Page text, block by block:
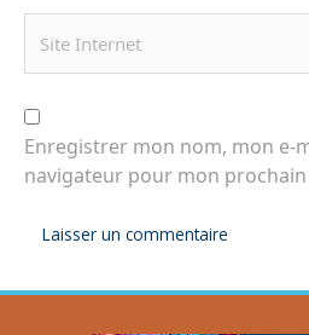
Enregistrer mon nom, mon e-
navigateur pour mon